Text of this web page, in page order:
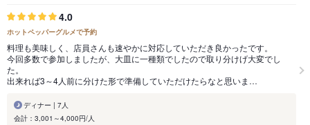
4.0
ホットペッパーグルメで予約
料理も美味しく、店員さんも速やかに対応していただき良かったです。
今回多数で参加しましたが、大皿に一種類でしたので取り分けげ大変でし
た。
出来れば3～4人前に分けた形で準備していただけたらなと思いま…
ディナー | 7人
会計：3,001～4,000円/人